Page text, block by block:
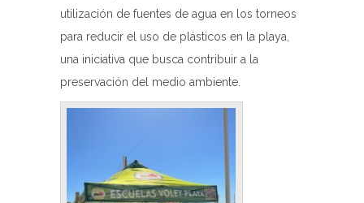
utilización de fuentes de agua en los torneos
para reducir el uso de plásticos en la playa,
una iniciativa que busca contribuir a la
preservación del medio ambiente.